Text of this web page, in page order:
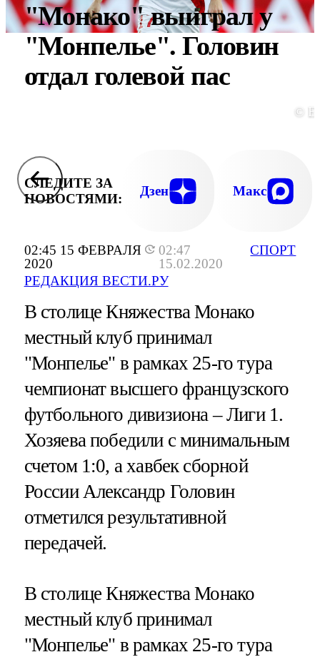
02:45 15 ФЕВРАЛЯ
2020
02:47
15.02.2020
РЕДАКЦИЯ ВЕСТИ.РУ
СПОРТ
"Монако" выиграл у
"Монпелье". Головин
отдал голевой пас
©
СЛЕДИТЕ ЗА
НОВОСТЯМИ:
Дзен Макс
В столице Княжества Монако
местный клуб принимал
"Монпелье" в рамках 25-го тура
чемпионат высшего французского
футбольного дивизиона – Лиги 1.
Хозяева победили с минимальным
счетом 1:0, а хавбек сборной
России Александр Головин
отметился результативной
передачей.
В столице Княжества Монако
местный клуб принимал
"Монпелье" в рамках 25-го тура